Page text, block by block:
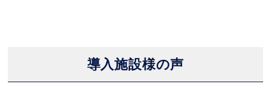
導入施設様の声